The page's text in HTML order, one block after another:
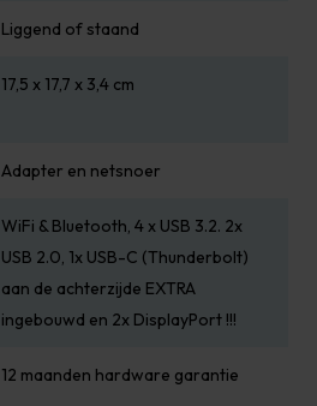
Liggend of staand
17,5 x 17,7 x 3,4 cm
Adapter en netsnoer
WiFi & Bluetooth, 4 x USB 3.2. 2x
USB 2.0, 1x USB-C (Thunderbolt)
aan de achterzijde EXTRA
ingebouwd en 2x DisplayPort !!!
12 maanden hardware garantie